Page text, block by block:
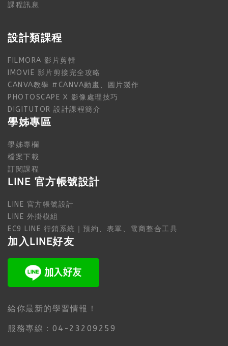
課程訊息
設計類課程
FILMORA 影片剪輯
IMOVIE 影片剪接完全攻略
CANVA教學 #CANVA動畫、圖片製作
PHOTOSCAPE X 影像處理技巧
DIGITUTOR 設計課程簡介
學姊專區
學姊專欄
檔案下載
訂閱課程
LINE 官方帳號設計
LINE 官方帳號設計
LINE 外掛模組
EC9 LINE 行銷系統｜預約、表單、電商整合工具
加入LINE好友
給你最新的學習情報！
服務專線：04-23209259